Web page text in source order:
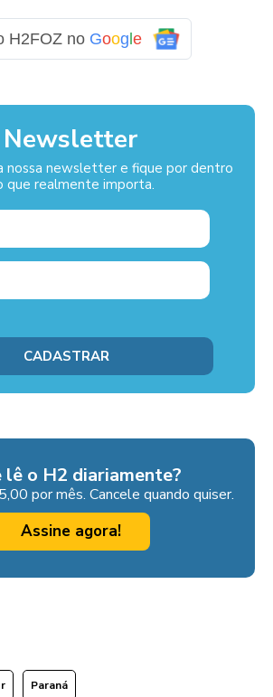
H2FOZ no Goog e
Newsletter
nossa newsletter e fique por dentro
que realmente importa.
lê o H2 diariamente?
por mês. Cancele quando quiser.
Assine agora!
Paraná